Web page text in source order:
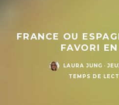
FRANCE OU
FAVORI
LAURA JUNG ·
TEMPS DE